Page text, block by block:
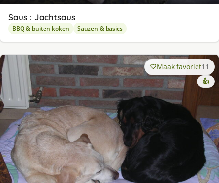
Saus : Jachtsaus
BBQ & buiten koken Sauzen & basics
Maak favoriet11
👍